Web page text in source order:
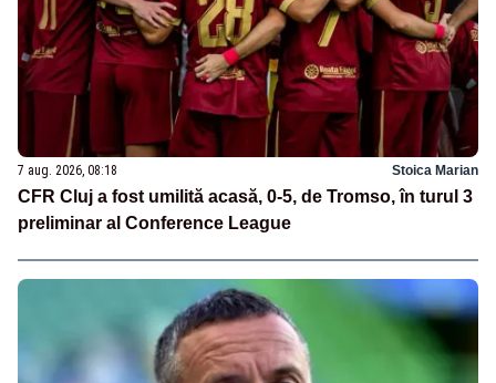
7 aug. 2026, 08:18 Stoica Marian
CFR Cluj a fost umilită acasă, 0-5, de Tromso, în turul 3
preliminar al Conference League